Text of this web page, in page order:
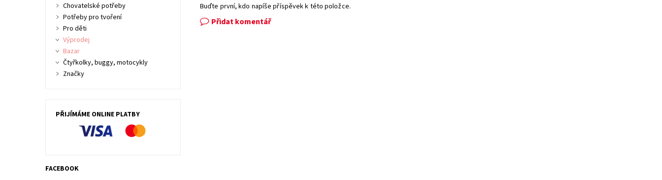
Buďte první, kdo napíše příspěvek k této položce.
Přidat komentář
Chovatelské potřeby
Potřeby pro tvoření
Pro děti
Výprodej
Bazar
Čtyřkolky, buggy, motocykly
Značky
PŘIJÍMÁME ONLINE PLATBY
FACEBOOK